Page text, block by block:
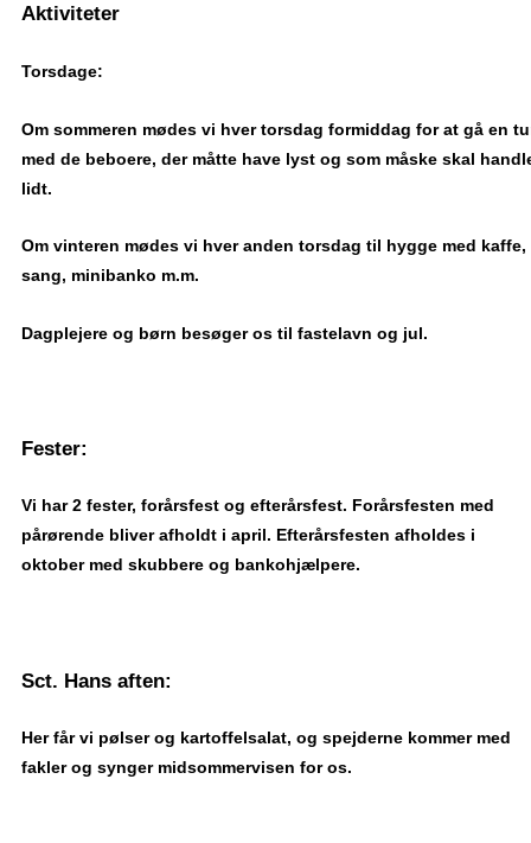
Aktiviteter
Torsdage:
Om sommeren mødes vi hver torsdag formiddag for at gå en
med de beboere, der måtte have lyst og som måske skal
lidt.
Om vinteren mødes vi hver anden torsdag til hygge med kaffe,
sang, minibanko m.m.
Dagplejere og børn besøger os til fastelavn og jul.
Fester:
Vi har 2 fester, forårsfest og efterårsfest. Forårsfesten med
pårørende bliver afholdt i april. Efterårsfesten afholdes i
oktober med skubbere og bankohjælpere.
Sct. Hans aften:
Her får vi pølser og kartoffelsalat, og spejderne kommer med
fakler og synger midsommervisen for os.